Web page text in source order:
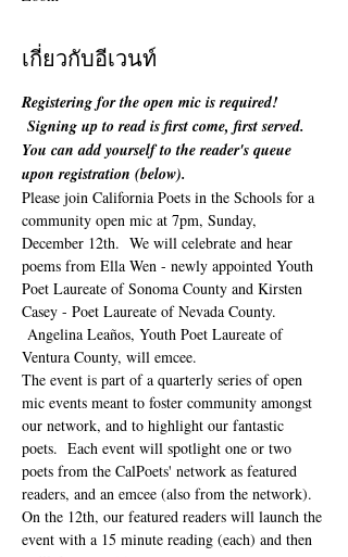
เกี่ยวกับอีเวนท์
Registering for the open mic is required!
Signing up to read is first come, first served.
You can add yourself to the reader's queue
upon registration (below).
Please join California Poets in the Schools for a
community open mic at 7pm, Sunday,
December 12th.  We will celebrate and hear
poems from Ella Wen - newly appointed Youth
Poet Laureate of Sonoma County and Kirsten
Casey - Poet Laureate of Nevada County.
Angelina Leaños, Youth Poet Laureate of
Ventura County, will emcee.
The event is part of a quarterly series of open
mic events meant to foster community amongst
our network, and to highlight our fantastic
poets.  Each event will spotlight one or two
poets from the CalPoets' network as featured
readers, and an emcee (also from the network).
On the 12th, our featured readers will launch the
event with a 15 minute reading (each) and then